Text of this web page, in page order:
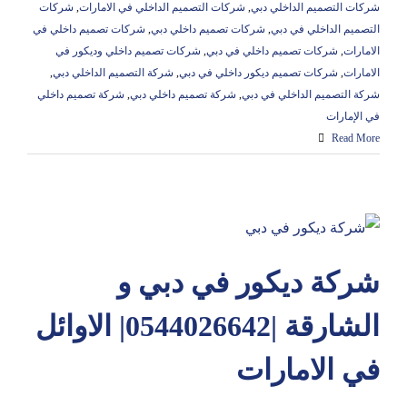
شركات التصميم الداخلي دبي, شركات التصميم الداخلي في الامارات, شركات
التصميم الداخلي في دبي, شركات تصميم داخلي دبي, شركات تصميم داخلي في
الامارات, شركات تصميم داخلي في دبي, شركات تصميم داخلي وديكور في
الامارات, شركات تصميم ديكور داخلي في دبي, شركة التصميم الداخلي دبي,
شركة التصميم الداخلي في دبي, شركة تصميم داخلي دبي, شركة تصميم داخلي
في الإمارات
Read More
شركة ديكور في دبي و
الشارقة |0544026642| الاوائل
في الامارات